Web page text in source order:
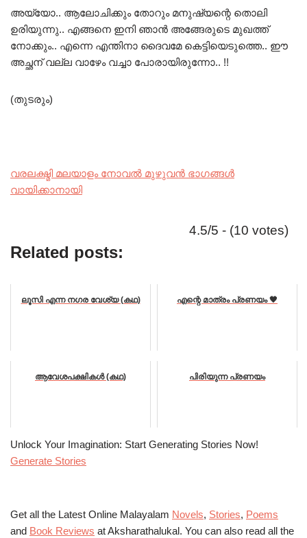
അയ്യോ.. ആലോചിക്കും തോറും മനുഷ്യന്റെ തൊലി
ഉരിയുന്നു.. എങ്ങനെ ഇനി ഞാൻ അങ്ങേരുടെ മുഖത്ത്
നോക്കും.. എന്നെ എന്തിനാ ദൈവമേ കെട്ടിയെടുത്തെ.. ഈ
അച്ഛന് വല്ല വാഴേം വച്ചാ പോരായിരുന്നോ.. !!
(തുടരും)
വരലക്ഷ്മി മലയാളം നോവൽ മുഴുവൻ ഭാഗങ്ങൾ
വായിക്കാനായി
4.5/5 - (10 votes)
Related posts:
ലൂസി എന്ന നഗര വേശ്യ (കഥ) എന്റെ മാത്രം പ്രണയം 🖤
ആവേശപക്ഷികൾ (കഥ) പിരിയുന്ന പ്രണയം
Unlock Your Imagination: Start Generating Stories Now!
Generate Stories
Get all the Latest Online Malayalam Novels, Stories, Poems
and Book Reviews at Aksharathalukal. You can also read all the